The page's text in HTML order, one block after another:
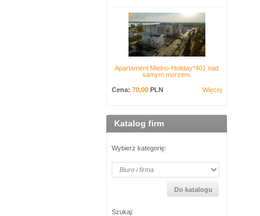
Apartament Mielno-Holiday*401 nad
samym morzem.
Cena: 70,00 PLN Więcej
Katalog firm
Wybierz kategorię:
Szukaj: